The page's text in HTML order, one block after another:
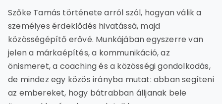
Szőke Tamás története arról szól, hogyan válik a
személyes érdeklődés hivatássá, majd
közösségépítő erővé. Munkájában egyszerre van
jelen a márkaépítés, a kommunikáció, az
önismeret, a coaching és a közösségi gondolkodás,
de mindez egy közös irányba mutat: abban segíteni
az embereket, hogy bátrabban álljanak bele